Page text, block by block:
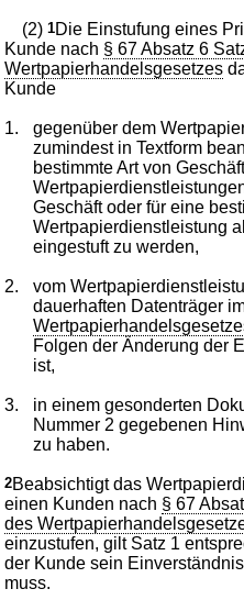
(2)1Die Einstufung eines
Kunde nach § 67 Absatz 6
Wertpapierhandelsgesetzes
Kunde
1.
gegenüber dem
zumindest in Textform
bestimmte Art von
Geschäft oder für eine
Wertpapierdienstleistung
eingestuft zu werden,
2.
vom
dauerhaften Datenträger
Folgen der Änderung der
ist,
3.
in einem gesonderten
Nummer 2 gegebenen
zu haben.
2Beabsichtigt das
einen Kunden nach § 67
des
einzustufen, gilt Satz 1
der Kunde sein
muss.